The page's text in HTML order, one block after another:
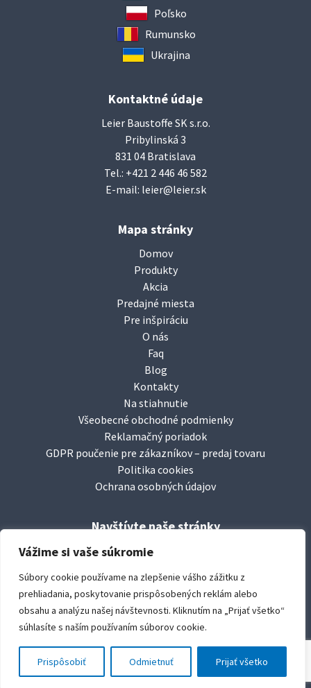
Vážime si vaše súkromie
Súbory cookie používame na zlepšenie vášho zážitku z
prehliadania, poskytovanie prispôsobených reklám alebo
obsahu a analýzu našej návštevnosti. Kliknutím na „Prijať všetko“
súhlasíte s naším používaním súborov cookie.
Prispôsobiť Odmietnuť Prijať všetko
Poľsko
Rumunsko
Ukrajina
Kontaktné údaje
Leier Baustoffe SK s.r.o.
Pribylinská 3
831 04 Bratislava
Tel.: +421 2 446 46 582
E-mail: leier@leier.sk
Mapa stránky
Domov
Produkty
Akcia
Predajné miesta
Pre inšpiráciu
O nás
Faq
Blog
Kontakty
Na stiahnutie
Všeobecné obchodné podmienky
Reklamačný poriadok
GDPR poučenie pre zákazníkov – predaj tovaru
Politika cookies
Ochrana osobných údajov
Navštívte naše stránky
facebook/leierbaustoffesk
www.durisoltvarovky.sk
youtube/leierbaustoffe
copyright:Leier Baustoffe SK s.r.o.
created by:le club créative, s.r.o. © 2019